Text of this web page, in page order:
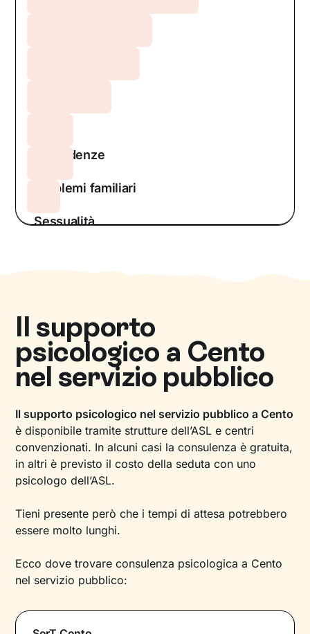
Dipendenze
Problemi familiari
Sessualità
Il supporto
psicologico a Cento
nel servizio pubblico
Il supporto psicologico nel servizio pubblico a Cento
è disponibile tramite strutture dell’ASL e centri
convenzionati. In alcuni casi la consulenza è gratuita,
in altri è previsto il costo della seduta con uno
psicologo dell’ASL.
Tieni presente però che i tempi di attesa potrebbero
essere molto lunghi.
Ecco dove trovare consulenza psicologica a Cento
nel servizio pubblico: